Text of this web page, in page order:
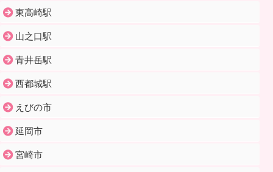
東高崎駅
山之口駅
青井岳駅
西都城駅
えびの市
延岡市
宮崎市